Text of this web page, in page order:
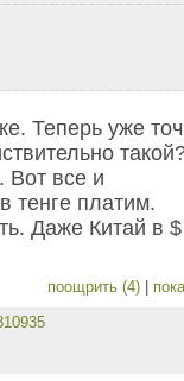
Теперь уже
Вот все и
тенге платим.
Даже Китай в $
поощрить (4)